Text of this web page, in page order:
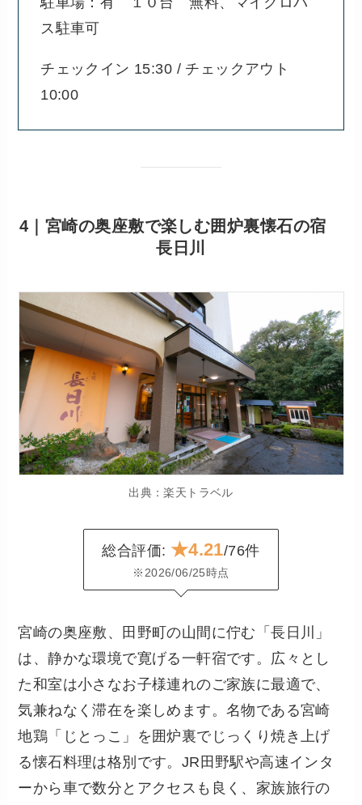
ス駐車可
チェックイン 15:30 / チェックアウト
10:00
4｜宮崎の奥座敷で楽しむ囲炉裏懐石の宿
長日川
出典：楽天トラベル
総合評価: ★4.21/76件
※2026/06/25時点
宮崎の奥座敷、田野町の山間に佇む「長日川」
は、静かな環境で寛げる一軒宿です。広々とし
た和室は小さなお子様連れのご家族に最適で、
気兼ねなく滞在を楽しめます。名物である宮崎
地鶏「じとっこ」を囲炉裏でじっくり焼き上げ
る懐石料理は格別です。JR田野駅や高速インタ
ーから車で数分とアクセスも良く、家族旅行の